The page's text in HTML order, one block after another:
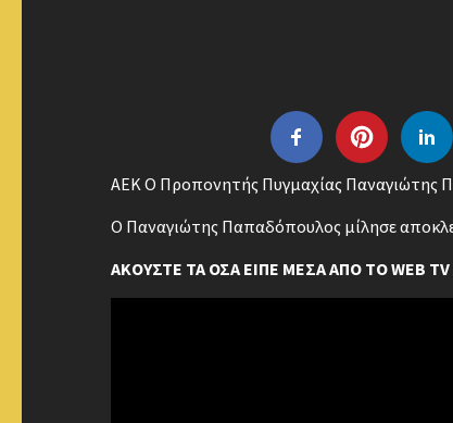
ΑΕΚ Ο Προπονητής Πυγμαχίας Παναγιώτης
Ο Παναγιώτης Παπαδόπουλος μίλησε
ΑΚΟΥΣΤΕ ΤΑ ΟΣΑ ΕΙΠΕ ΜΕΣΑ ΑΠΟ ΤΟ WEB TV